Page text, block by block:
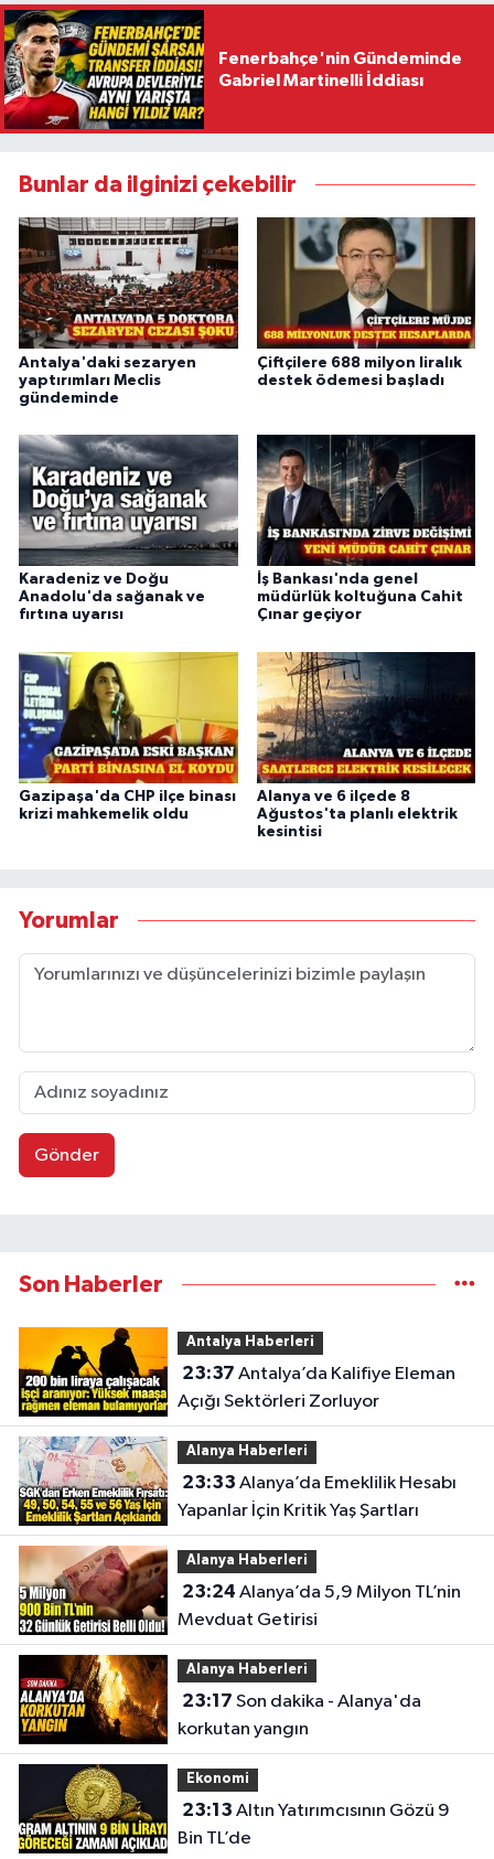
Fenerbahçe'nin Gündeminde
Gabriel Martinelli İddiası
Bunlar da ilginizi çekebilir
Antalya'daki sezaryen
yaptırımları Meclis
gündeminde
Çiftçilere 688 milyon liralık
destek ödemesi başladı
Karadeniz ve Doğu
Anadolu'da sağanak ve
fırtına uyarısı
İş Bankası'nda genel
müdürlük koltuğuna Cahit
Çınar geçiyor
Gazipaşa'da CHP ilçe binası
krizi mahkemelik oldu
Alanya ve 6 ilçede 8
Ağustos'ta planlı elektrik
kesintisi
Yorumlar
Gönder
Son Haberler
Antalya Haberleri
23:37
Açığı Sektörleri Zorluyor
Alanya Haberleri
23:33
Yapanlar İçin Kritik Yaş Şartları
Alanya Haberleri
23:24
Mevduat Getirisi
Alanya Haberleri
23:17
korkutan yangın
Ekonomi
23:13
Bin TL’de